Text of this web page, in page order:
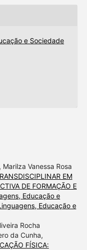
e Sociedade
Vanessa Rosa
EM
DE FORMAÇÃO E
Educação e
Educação e
Rocha
da Cunha,
FÍSICA: